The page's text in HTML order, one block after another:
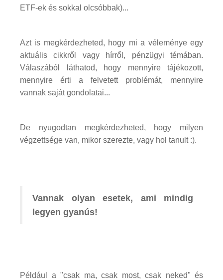
ETF-ek és sokkal olcsóbbak)...
Azt is megkérdezheted, hogy mi a véleménye egy
aktuális cikkről vagy hírről, pénzügyi témában.
Válaszából láthatod, hogy mennyire tájékozott,
mennyire érti a felvetett problémát, mennyire
vannak saját gondolatai...
De nyugodtan megkérdezheted, hogy milyen
végzettsége van, mikor szerezte, vagy hol tanult :).
Vannak olyan esetek, ami mindig
legyen gyanús!
Például a "csak ma, csak most, csak neked" és